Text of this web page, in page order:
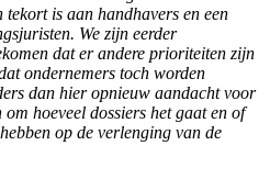
is aan handhavers en een
We zijn eerder
dat er andere prioriteiten zijn
ondernemers toch worden
dan hier opnieuw aandacht voor
hoeveel dossiers het gaat en of
op de verlenging van de